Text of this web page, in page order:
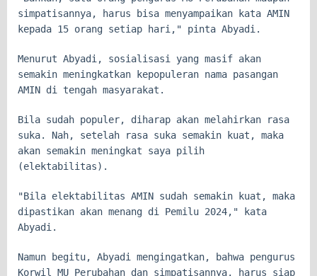
simpatisannya, harus bisa menyampaikan kata AMIN
kepada 15 orang setiap hari," pinta Abyadi.
Menurut Abyadi, sosialisasi yang masif akan
semakin meningkatkan kepopuleran nama pasangan
AMIN di tengah masyarakat.
Bila sudah populer, diharap akan melahirkan rasa
suka. Nah, setelah rasa suka semakin kuat, maka
akan semakin meningkat saya pilih
(elektabilitas).
"Bila elektabilitas AMIN sudah semakin kuat, maka
dipastikan akan menang di Pemilu 2024," kata
Abyadi.
Namun begitu, Abyadi mengingatkan, bahwa pengurus
Korwil MU Perubahan dan simpatisannya, harus siap